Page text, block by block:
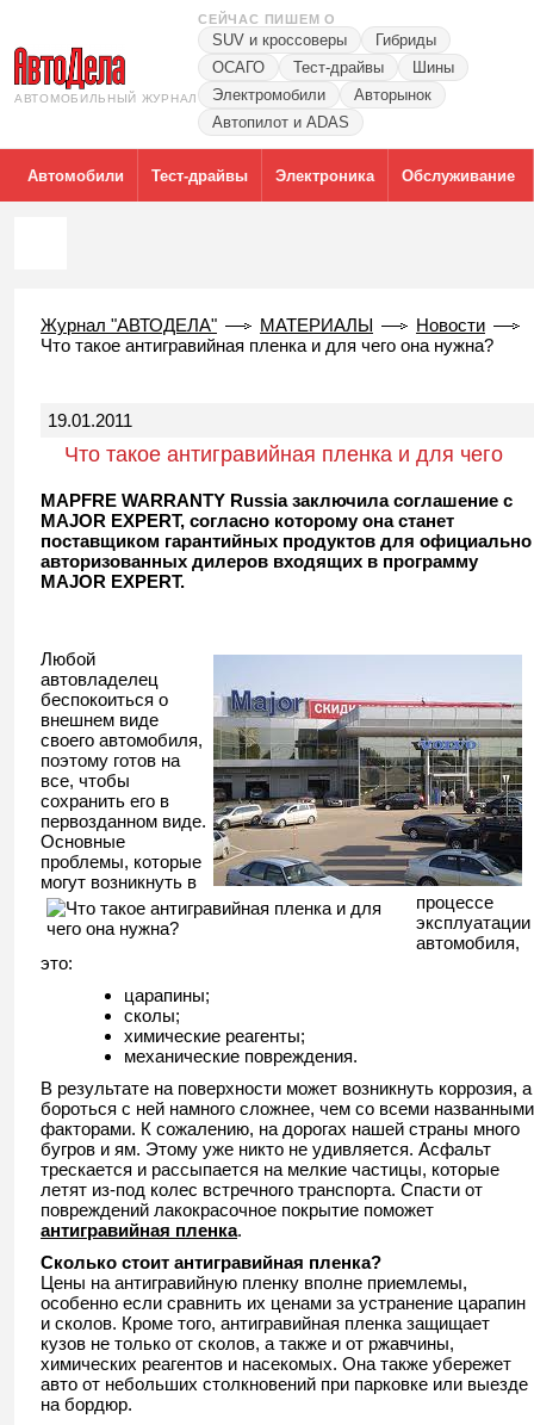
АВТОМОБИЛЬНЫЙ ЖУРНАЛ
СЕЙЧАС ПИШЕМ О
SUV и кроссоверы
Гибриды
ОСАГО
Тест-драйвы
Шины
Электромобили
Авторынок
Автопилот и ADAS
Автомобили Тест-драйвы Электроника Обслуживание
Журнал "АВТОДЕЛА" МАТЕРИАЛЫ
Новости
Что такое антигравийная пленка и для чего она нужна?
19.01.2011
Что такое антигравийная пленка и для чего
она нужна?
MAPFRE WARRANTY Russia заключила соглашение с
MAJOR EXPERT, согласно которому она станет
поставщиком гарантийных продуктов для официально
авторизованных дилеров входящих в программу
MAJOR EXPERT.
Любой
автовладелец
беспокоиться о
внешнем виде
своего автомобиля,
поэтому готов на
все, чтобы
сохранить его в
первозданном виде.
Основные
проблемы, которые
могут возникнуть в
процессе
эксплуатации
автомобиля,
это:
царапины;
сколы;
химические реагенты;
механические повреждения.
В результате на поверхности может возникнуть коррозия, а
бороться с ней намного сложнее, чем со всеми названными
факторами. К сожалению, на дорогах нашей страны много
бугров и ям. Этому уже никто не удивляется. Асфальт
трескается и рассыпается на мелкие частицы, которые
летят из-под колес встречного транспорта. Спасти от
повреждений лакокрасочное покрытие поможет
антигравийная пленка.
Сколько стоит антигравийная пленка?
Цены на антигравийную пленку вполне приемлемы,
особенно если сравнить их ценами за устранение царапин
и сколов. Кроме того, антигравийная пленка защищает
кузов не только от сколов, а также и от ржавчины,
химических реагентов и насекомых. Она также убережет
авто от небольших столкновений при парковке или выезде
на бордюр.